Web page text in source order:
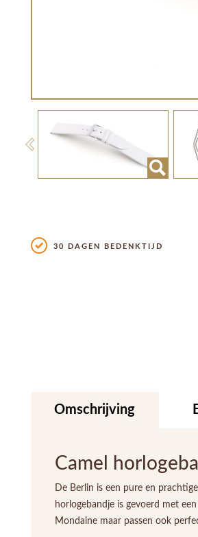
Previous
30 DAGEN BEDENKTIJD
Omschrijving
Camel
De Berlin is een pure en
horlogebandje is gevoerd met
Mondaine maar passen ook